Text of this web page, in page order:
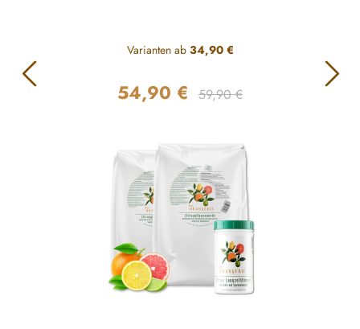
Varianten ab34,90 €
Verkaufspreis:
54,90 € Regulärer Preis:
59,90 €